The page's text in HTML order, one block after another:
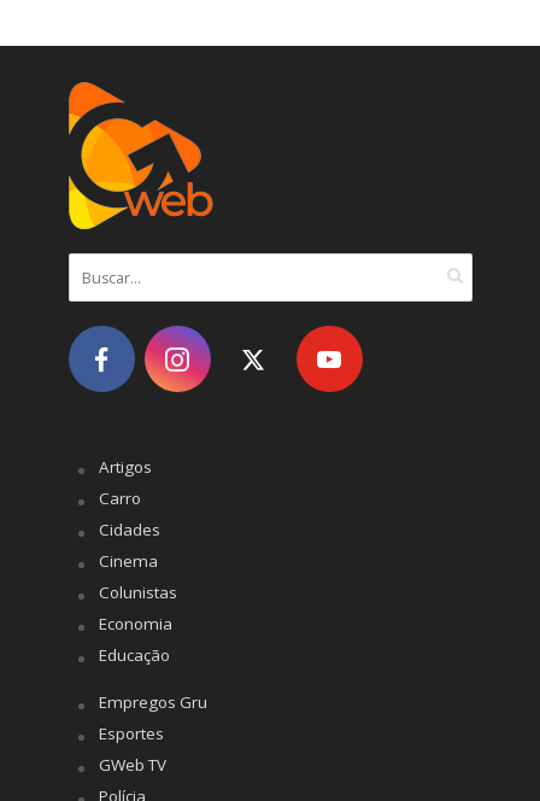
Artigos
Carro
Cidades
Cinema
Colunistas
Economia
Educação
Empregos Gru
Esportes
GWeb TV